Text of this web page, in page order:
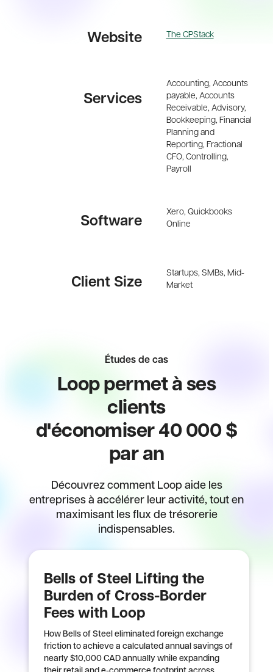
Website The CPStack
Services
Accounting, Accounts
payable, Accounts
Receivable, Advisory,
Bookkeeping, Financial
Planning and
Reporting, Fractional
CFO, Controlling,
Payroll
Software
Xero, Quickbooks
Online
Client Size
Startups, SMBs, Mid-
Market
Études de cas
Loop permet à ses
clients
d'économiser 40 000 $
par an
Découvrez comment Loop aide les
entreprises à accélérer leur activité, tout en
maximisant les flux de trésorerie
indispensables.
Bells of Steel Lifting the
Burden of Cross-Border
Fees with Loop
How Bells of Steel eliminated foreign exchange
friction to achieve a calculated annual savings of
nearly $10,000 CAD annually while expanding